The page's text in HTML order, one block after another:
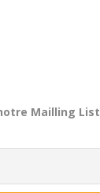
Mailling List